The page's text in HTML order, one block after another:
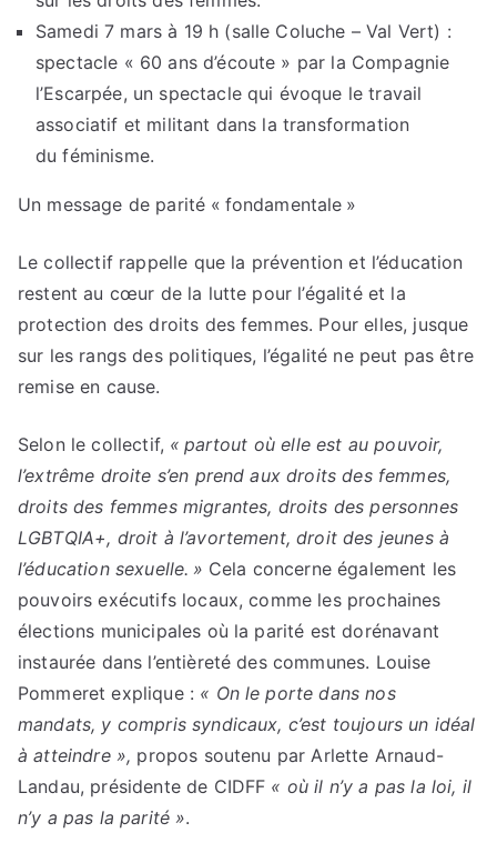
Samedi 7 mars à 19 h (salle Coluche – Val Vert) :
spectacle « 60 ans d’écoute » par la Compagnie
l’Escarpée, un spectacle qui évoque le travail
associatif et militant dans la transformation
du féminisme.
Un message de parité « fondamentale »
Le collectif rappelle que la prévention et l’éducation
restent au cœur de la lutte pour l’égalité et la
protection des droits des femmes. Pour elles, jusque
sur les rangs des politiques, l’égalité ne peut pas être
remise en cause.
Selon le collectif, « partout où elle est au pouvoir,
l’extrême droite s’en prend aux droits des femmes,
droits des femmes migrantes, droits des personnes
LGBTQIA+, droit à l’avortement, droit des jeunes à
l’éducation sexuelle. » Cela concerne également les
pouvoirs exécutifs locaux, comme les prochaines
élections municipales où la parité est dorénavant
instaurée dans l’entièreté des communes. Louise
Pommeret explique : « On le porte dans nos
mandats, y compris syndicaux, c’est toujours un idéal
à atteindre », propos soutenu par Arlette Arnaud-
Landau, présidente de CIDFF « où il n’y a pas la loi, il
n’y a pas la parité ».